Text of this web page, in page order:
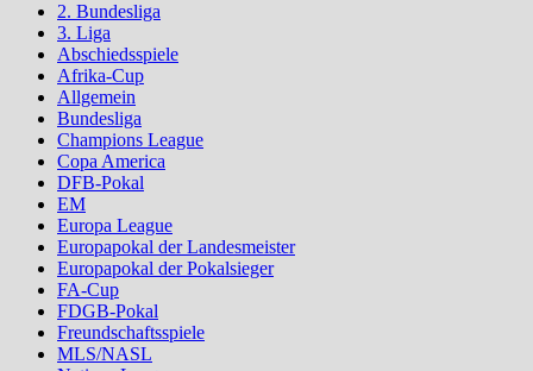
2. Bundesliga
3. Liga
Abschiedsspiele
Afrika-Cup
Allgemein
Bundesliga
Champions League
Copa America
DFB-Pokal
EM
Europa League
Europapokal der Landesmeister
Europapokal der Pokalsieger
FA-Cup
FDGB-Pokal
Freundschaftsspiele
MLS/NASL